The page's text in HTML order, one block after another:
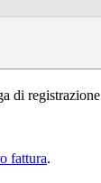
di
fattura.